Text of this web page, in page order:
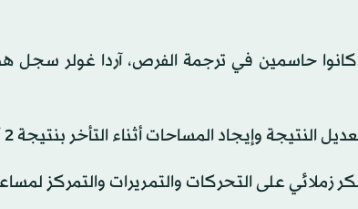
حاسمين في ترجمة الفرص، آردا غولر سجل
وإيجاد المساحات أثناء التأخر بنتيجة 2 / 3».
على التحركات والتمريرات والتمركز